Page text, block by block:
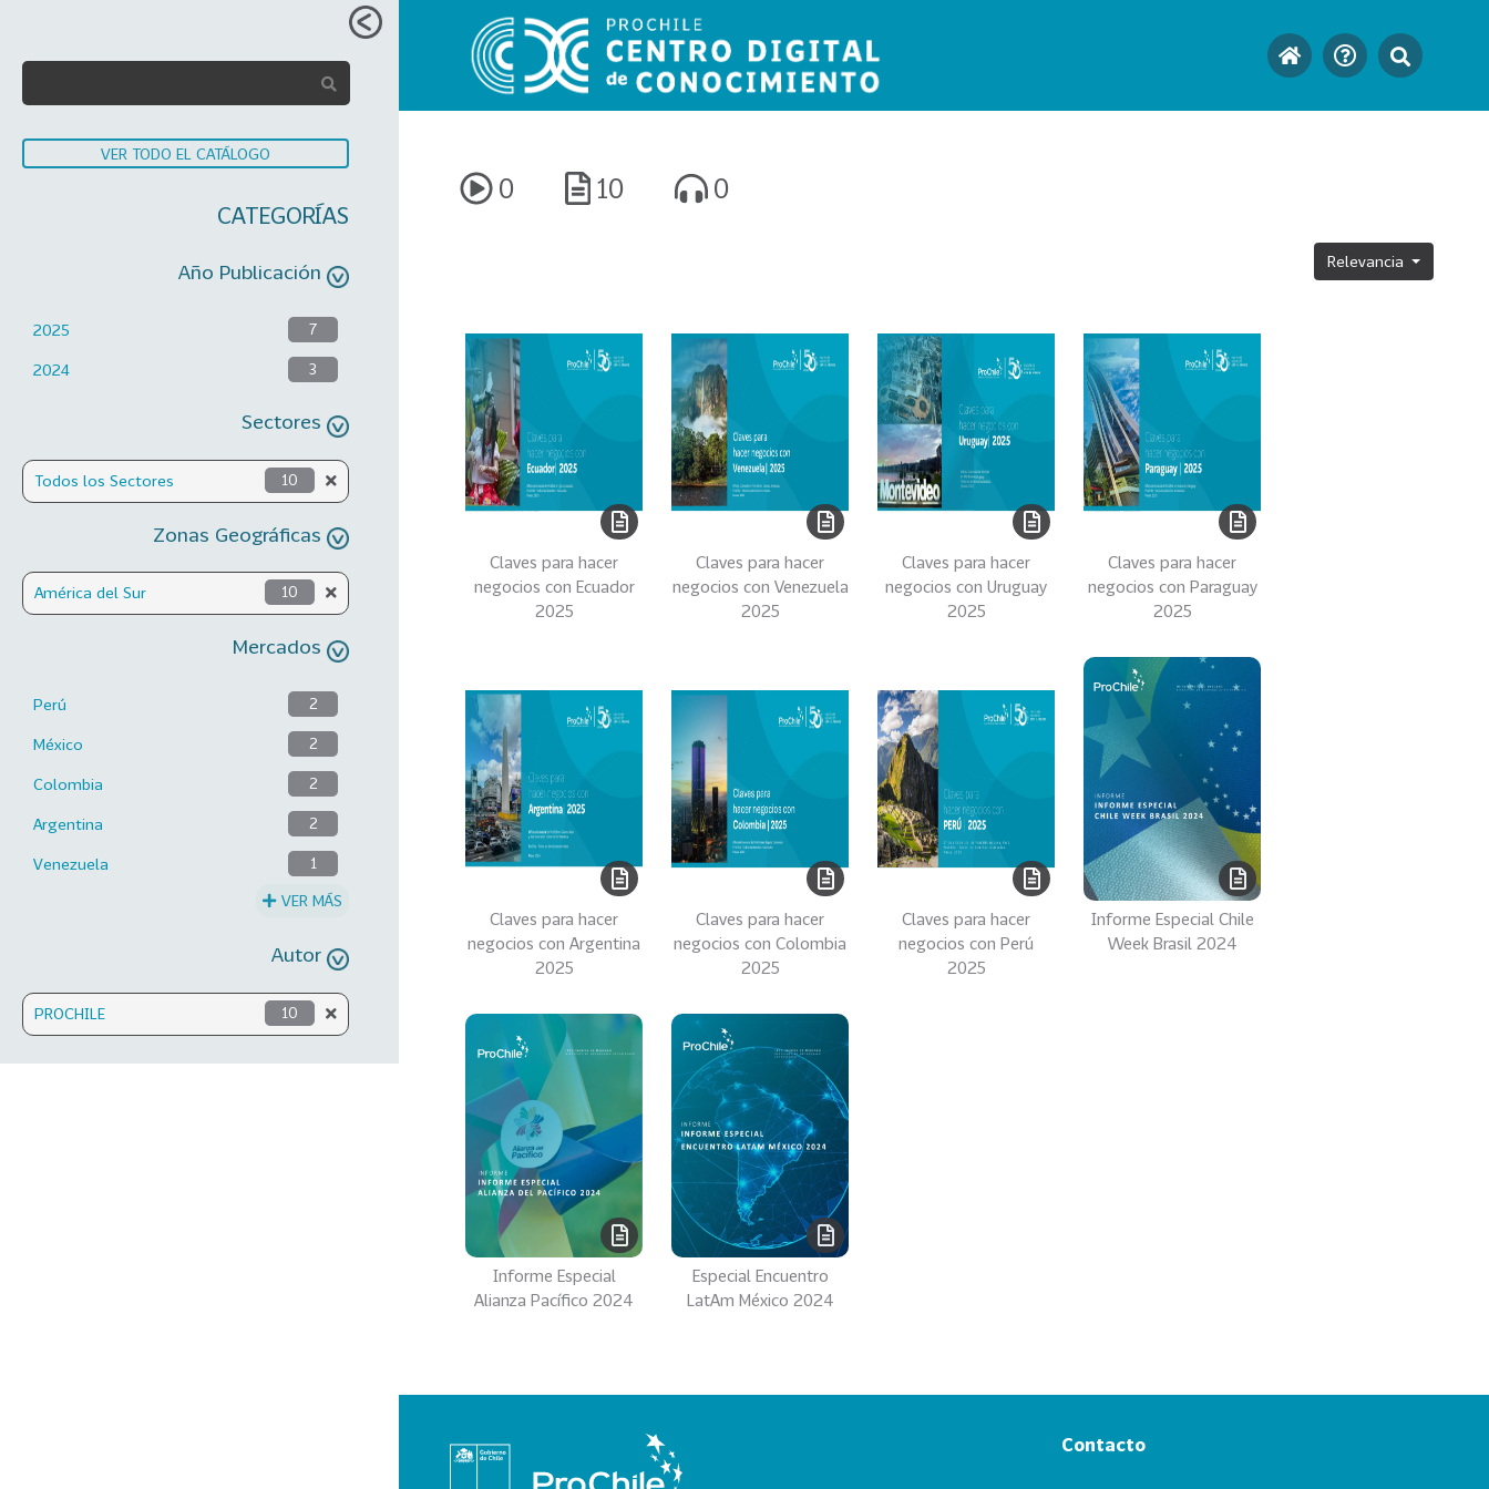
VER TODO EL CATÁLOGO
CATEGORÍAS
Año Publicación
2025 7
2024 3
Sectores
Todos los Sectores 10
Zonas Geográficas
América del Sur 10
Mercados
Perú 2
México 2
Colombia 2
Argentina 2
Venezuela 1
VER MÁS
Autor
PROCHILE 10
0 10 0
Relevancia
Claves para hacer
negocios con Ecuador
2025
Claves para hacer
negocios con Venezuela
2025
Claves para hacer
negocios con Uruguay
2025
Claves para hacer
negocios con Paraguay
2025
Claves para hacer
negocios con Argentina
2025
Claves para hacer
negocios con Colombia
2025
Claves para hacer
negocios con Perú
2025
Informe Especial Chile
Week Brasil 2024
Informe Especial
Alianza Pacífico 2024
Especial Encuentro
LatAm México 2024
Contacto